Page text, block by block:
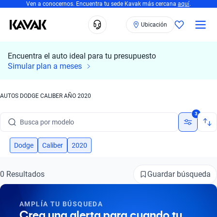
Ven a conocernos. Encuentra tu sede Kavak más cercana aquí.
Ubicación
Encuentra el auto ideal para tu presupuesto
Simular plan a meses
AUTOS DODGE CALIBER AÑO 2020
Busca por modelo
Busca por versión
Busca por marca
Busca por modelo
3
Dodge Caliber 2020
0 Resultados Guardar búsqueda
AMPLÍA TU BÚSQUEDA